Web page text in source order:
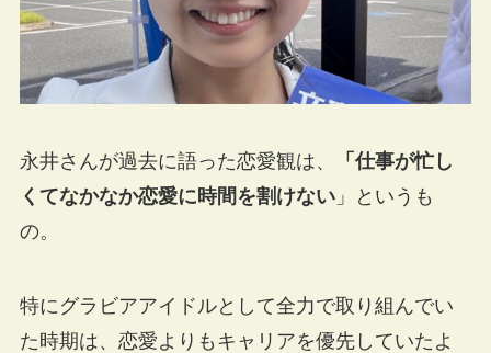
永井さんが過去に語った恋愛観は、
「仕事が忙し
くてなかなか恋愛に時間を割けない」というも
の。
特にグラビアアイドルとして全力で取り組んでい
た時期は、恋愛よりもキャリアを優先していたよ